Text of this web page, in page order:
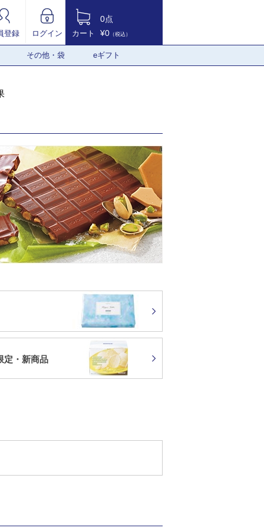
登録 ログイン カート
0点
¥0 （税込）
その他・袋 eギフト
定・新商品